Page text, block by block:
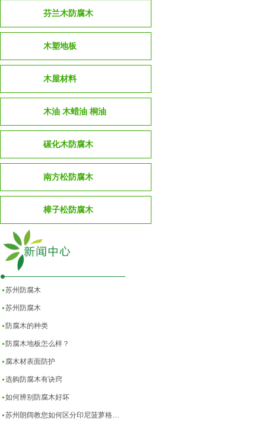
芬兰木防腐木
木塑地板
木屋材料
木油 木蜡油 桐油
碳化木防腐木
南方松防腐木
樟子松防腐木
苏州防腐木
苏州防腐木
防腐木的种类
防腐木地板怎么样？
腐木材表面防护
选购防腐木有诀窍
如何辨别防腐木好坏
苏州朗阔教您如何区分印尼菠萝格…